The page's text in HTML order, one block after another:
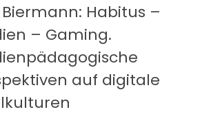
Biermann: Habitus –
– Gaming.
auf digitale